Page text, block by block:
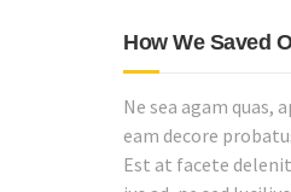
How We Saved
Ne sea agam quas,
eam decore
Est at facete